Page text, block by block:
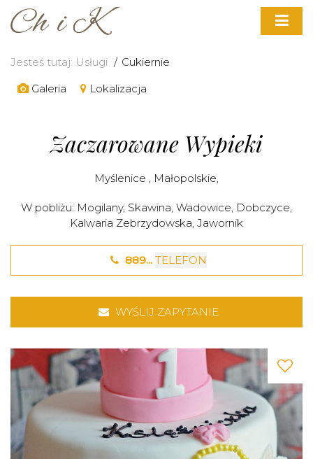
Jesteś tutaj: Usługi
Cukiernie
Galeria
Lokalizacja
Zaczarowane Wypieki
Myślenice , Małopolskie,
W pobliżu: Mogilany, Skawina, Wadowice, Dobczyce,
Kalwaria Zebrzydowska, Jawornik
889... TELEFON
WYŚLIJ ZAPYTANIE